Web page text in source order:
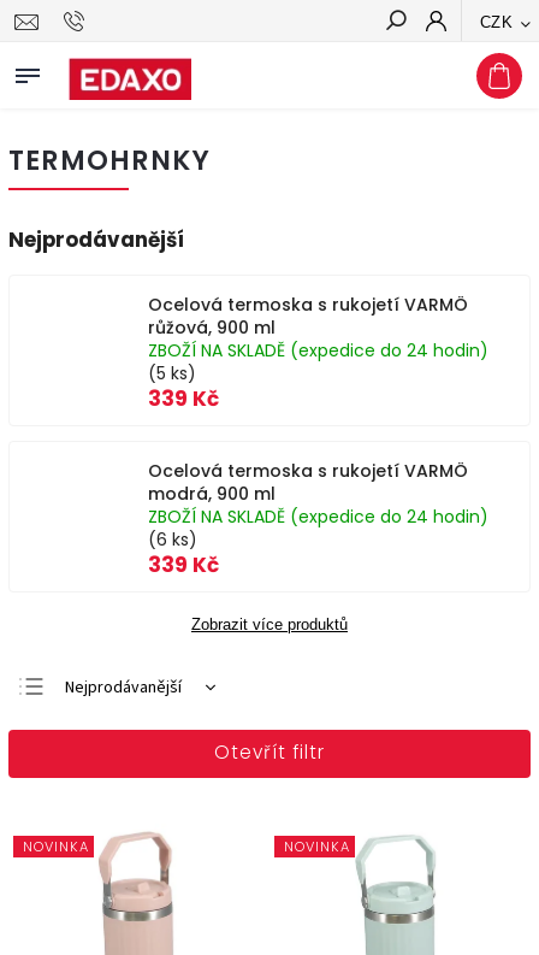
CZK
Hledat
TERMOHRNKY
Nejprodávanější
Ocelová termoska s rukojetí VARMÖ
růžová, 900 ml
ZBOŽÍ NA SKLADĚ (expedice do 24 hodin)
(5 ks)
339 Kč
Ocelová termoska s rukojetí VARMÖ
modrá, 900 ml
ZBOŽÍ NA SKLADĚ (expedice do 24 hodin)
(6 ks)
339 Kč
Zobrazit více produktů
Doporučujeme
Nejprodávanější
Abecedně
Otevřít filtr
NOVINKA NOVINKA